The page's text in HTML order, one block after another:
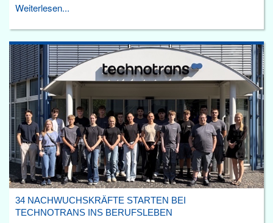
Weiterlesen...
34 NACHWUCHSKRÄFTE STARTEN BEI
TECHNOTRANS INS BERUFSLEBEN